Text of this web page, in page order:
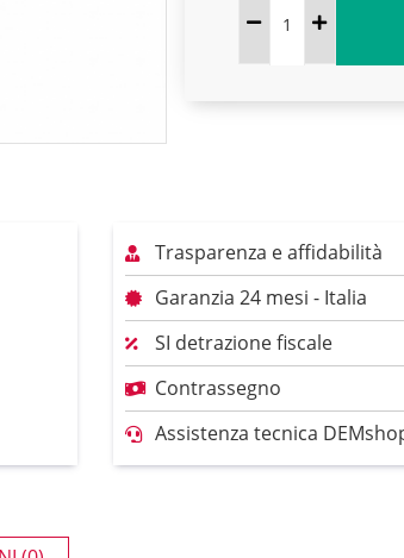
Trasparenza e affidabilità
Garanzia 24 mesi - Italia
SI detrazione fiscale
Contrassegno
Assistenza tecnica